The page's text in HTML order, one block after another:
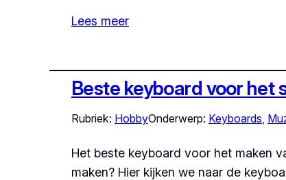
Lees meer
Beste keyboard voor het
Rubriek: HobbyOnderwerp: Keyboards
Het beste keyboard voor het maken
maken? Hier kijken we naar de